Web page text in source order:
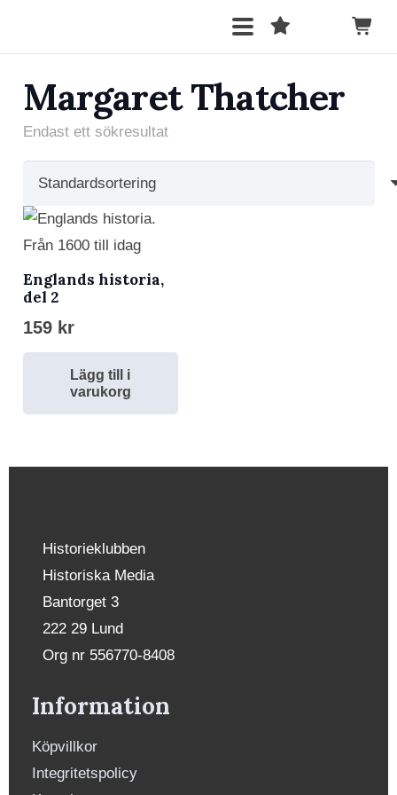
Margaret Thatcher
Endast ett sökresultat
Englands historia,
del 2
159 kr
Lägg till i
varukorg
Historieklubben
Historiska Media
Bantorget 3
222 29 Lund
Org nr 556770-8408
Information
Köpvillkor
Integritetspolicy